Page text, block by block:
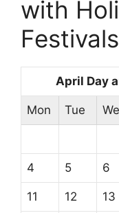
with
Festivals
April Day
Mon Tue
4 5 6
11 12 13